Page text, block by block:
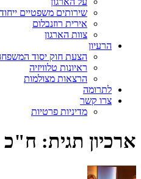
שירותים משפטיים
אירית רוזנבלום
צוות הארגון
הרעיון
הצעת חוק יסוד
ראיונות טלוויזיה
הרצאות מצולמות
לתרומה
צרו קשר
מדיניות פרטיות
ארכיון תגית: ח"כ